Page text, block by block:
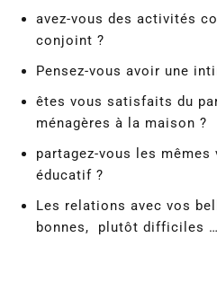
avez-vous des activités
conjoint ?
Pensez-vous avoir une
êtes vous satisfaits du
ménagères à la maison ?
partagez-vous les
éducatif ?
Les relations avec vos
bonnes, plutôt difficiles